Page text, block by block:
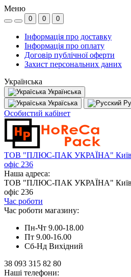
Меню
0 0 0
Інформація про доставку
Інформація про оплату
Договір публічної оферти
Захист персональних даних
Українська
Українська
Україська
Особистий кабінет
ТОВ "ПЛЮС-ПАК УКРАЇНА" Київ,
офіс 236
Наша адреса:
ТОВ "ПЛЮС-ПАК УКРАЇНА" Київ,
офіс 236
Час роботи
Час роботи магазину:
Пн-Чт 9.00-18.00
Пт 9.00-16.00
Сб-Нд Вихідний
38 093 315 82 80
Наші телефони: